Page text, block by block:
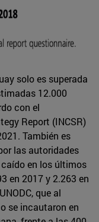
solo es superada
12.000
con el
Report (INCSR)
También es
las autoridades
en los últimos
en 2017 y 2.263 en
que al
se incautaron en